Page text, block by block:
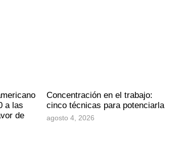
a las
de
Concentración en el trabajo:
cinco técnicas para potenciarla
agosto 4, 2026